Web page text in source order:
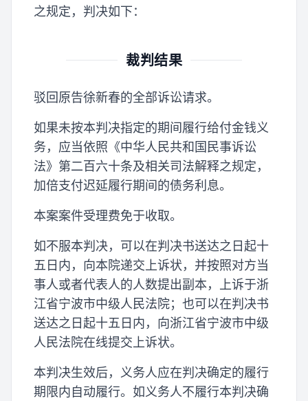
之规定，判决如下：
裁判结果
驳回原告徐新春的全部诉讼请求。
如果未按本判决指定的期间履行给付金钱义
务，应当依照《中华人民共和国民事诉讼
法》第二百六十条及相关司法解释之规定，
加倍支付迟延履行期间的债务利息。
本案案件受理费免于收取。
如不服本判决，可以在判决书送达之日起十
五日内，向本院递交上诉状，并按照对方当
事人或者代表人的人数提出副本，上诉于浙
江省宁波市中级人民法院；也可以在判决书
送达之日起十五日内，向浙江省宁波市中级
人民法院在线提交上诉状。
本判决生效后，义务人应在判决确定的履行
期限内自动履行。如义务人不履行本判决确